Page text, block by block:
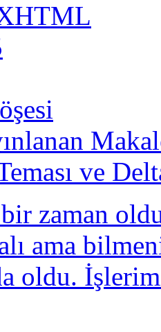
ve
zaman
ama
oldu.